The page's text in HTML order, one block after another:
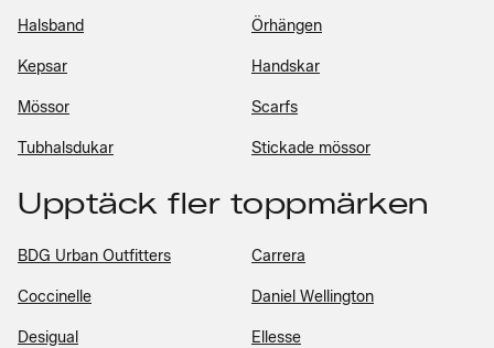
Halsband Örhängen
Kepsar Handskar
Mössor Scarfs
Tubhalsdukar Stickade mössor
Upptäck fler toppmärken
BDG Urban Outfitters Carrera
Coccinelle Daniel Wellington
Desigual Ellesse